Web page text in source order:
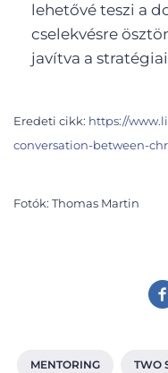
lehetővé teszi a
cselekvésre
javítva a
Eredeti cikk: https://
conversation-between-
Fotók: Thomas Martin
MENTORING TWO